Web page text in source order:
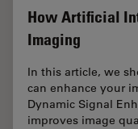
How Artificial
Imaging
In this article, we
can enhance your
Dynamic Signal
improves image